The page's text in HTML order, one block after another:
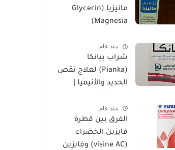
مانيزيا (Glycerin
Magnesia)
منذ عام
شراب بيانكا
(Pianka) لعلاج نقص
الحديد والأنيميا |
منذ عام
الفرق بين قطرة
فايزين الخضراء
(visine AC) وفايزين